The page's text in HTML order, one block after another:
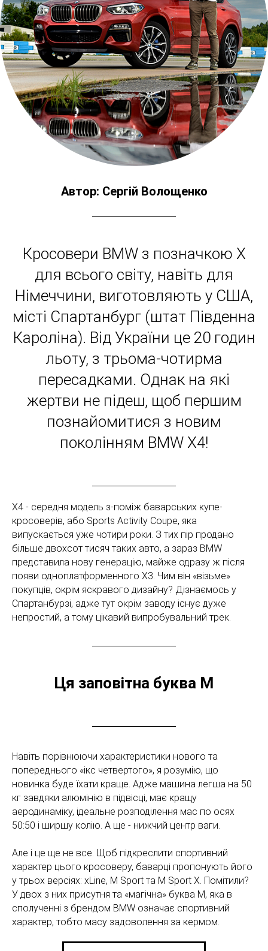
Автор: Сергій Волощенко
Кросовери BMW з позначкою Х
для всього світу, навіть для
Німеччини, виготовляють у США,
місті Спартанбург (штат Південна
Кароліна). Від України це 20 годин
льоту, з трьома-чотирма
пересадками. Однак на які
жертви не підеш, щоб першим
познайомитися з новим
поколінням BMW X4!
Х4 - середня модель з-поміж баварських купе-
кросоверів, або Sports Activity Coupe, яка
випускається уже чотири роки. З тих пір продано
більше двохсот тисяч таких авто, а зараз BMW
представила нову генерацію, майже одразу ж після
появи одноплатформенного Х3. Чим він «візьме»
покупців, окрім яскравого дизайну? Дізнаємось у
Спартанбурзі, адже тут окрім заводу існує дуже
непростий, а тому цікавий випробувальний трек.
Ця заповітна буква М
Навіть порівнюючи характеристики нового та
попереднього «ікс четвертого», я розумію, що
новинка буде їхати краще. Адже машина легша на 50
кг завдяки алюмінію в підвісці, має кращу
аеродинаміку, ідеальне розподілення мас по осях
50:50 і ширшу колію. А ще - нижчий центр ваги.
Але і це ще не все. Щоб підкреслити спортивний
характер цього кросоверу, баварці пропонують його
у трьох версіях: xLine, M Sport та M Sport X. Помітили?
У двох з них присутня та «магічна» буква М, яка в
сполученні з брендом BMW означає спортивний
характер, тобто масу задоволення за кермом.